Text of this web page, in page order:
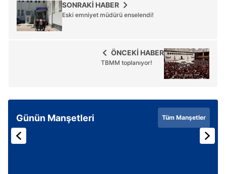
SONRAKİ HABER
Eski emniyet müdürü enselendi!
ÖNCEKİ HABER
TBMM toplanıyor!
Günün Manşetleri Tüm Manşetler